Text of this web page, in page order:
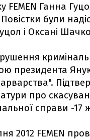
FEMEN Ганна
були
і Оксані
президента
про
справи -17
2012 FEMEN